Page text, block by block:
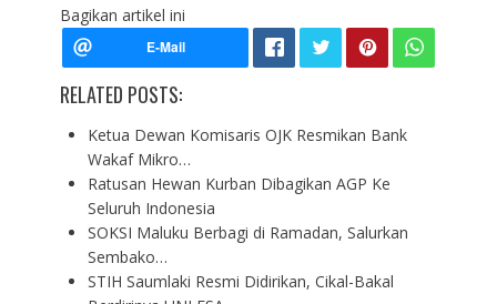
Bagikan artikel ini
RELATED POSTS:
Ketua Dewan Komisaris OJK Resmikan Bank
Wakaf Mikro…
Ratusan Hewan Kurban Dibagikan AGP Ke
Seluruh Indonesia
SOKSI Maluku Berbagi di Ramadan, Salurkan
Sembako…
STIH Saumlaki Resmi Didirikan, Cikal-Bakal